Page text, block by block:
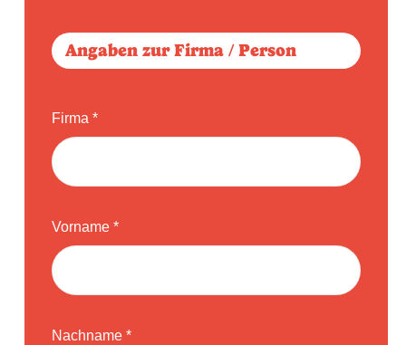
Bitte lasse dieses Feld leer.
Angaben zur Firma / Person
Firma *
Vorname *
Nachname *